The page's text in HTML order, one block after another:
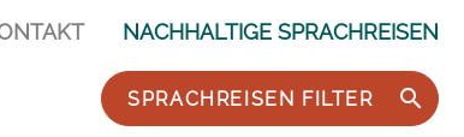
NACHHALTIGE SPRACHREISEN
SPRACHREISEN FILTER